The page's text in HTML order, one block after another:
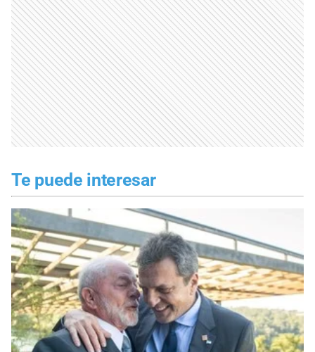
Te puede interesar